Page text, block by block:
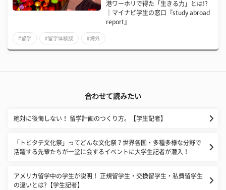
港ワーホリで得た「生きる力」とは!?
｜マイナビ学生の窓口『study abroad
report』
#留学 #留学体験談 #海外
合わせて読みたい
絶対に後悔しない！ 留学計画のつくり方。【学生記者】
「トビタテ文化祭」ってどんな文化祭？世界各国・多種多様な分野で
活躍する先輩たちが一堂に会するイベントに大学生記者が潜入！
アメリカ留学中の学生が説明！ 正規留学生・交換留学生・私費留学生
の違いとは?【学生記者】